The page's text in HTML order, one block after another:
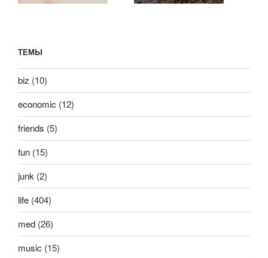
ТЕМЫ
biz (10)
economic (12)
friends (5)
fun (15)
junk (2)
life (404)
med (26)
music (15)